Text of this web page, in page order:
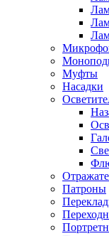
Муфты
Насадки
Патроны